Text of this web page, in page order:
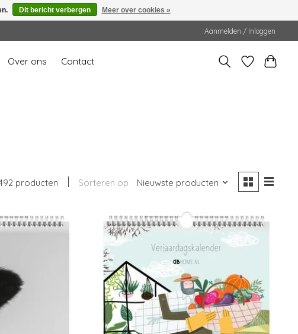
Aanmelden / Inloggen
Over ons Contact
producten Sorteren op Nieuwste producten
Dit bericht verbergen Meer over cookies »